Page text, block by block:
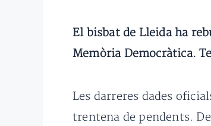
El bisbat de Lleida ha
Memòria Democràtica.
Les darreres dades
trentena de pendents.